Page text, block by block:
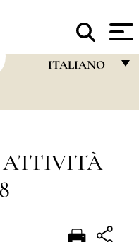
ITALIANO
DEUTSCH